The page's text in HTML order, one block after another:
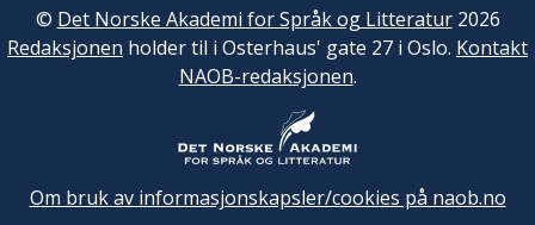
© Det Norske Akademi for Språk og Litteratur2026
Redaksjonen holder til i Osterhaus' gate 27 i Oslo. Kontakt
NAOB-redaksjonen.
Om bruk av informasjonskapsler/cookies på naob.no